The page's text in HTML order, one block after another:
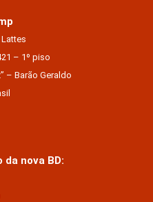
– 1º piso
– Barão Geraldo
nova BD: